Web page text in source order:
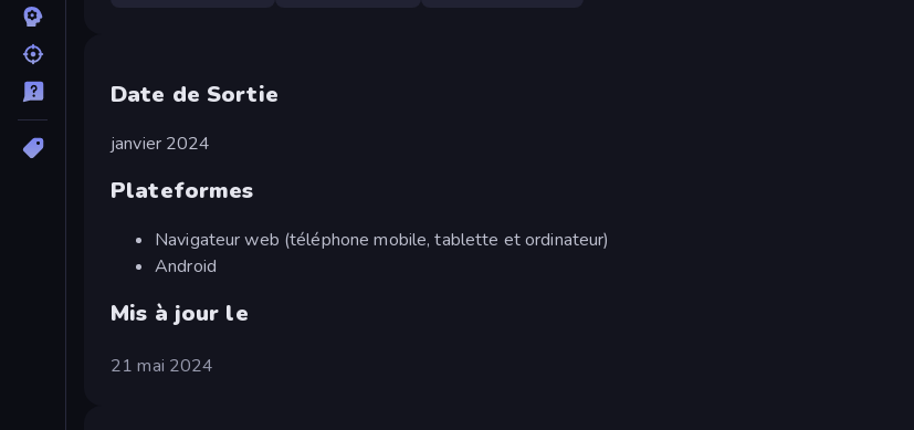
Date de Sortie
janvier 2024
Plateformes
Navigateur web (téléphone mobile, tablette et ordinateur)
Android
Mis à jour le
21 mai 2024